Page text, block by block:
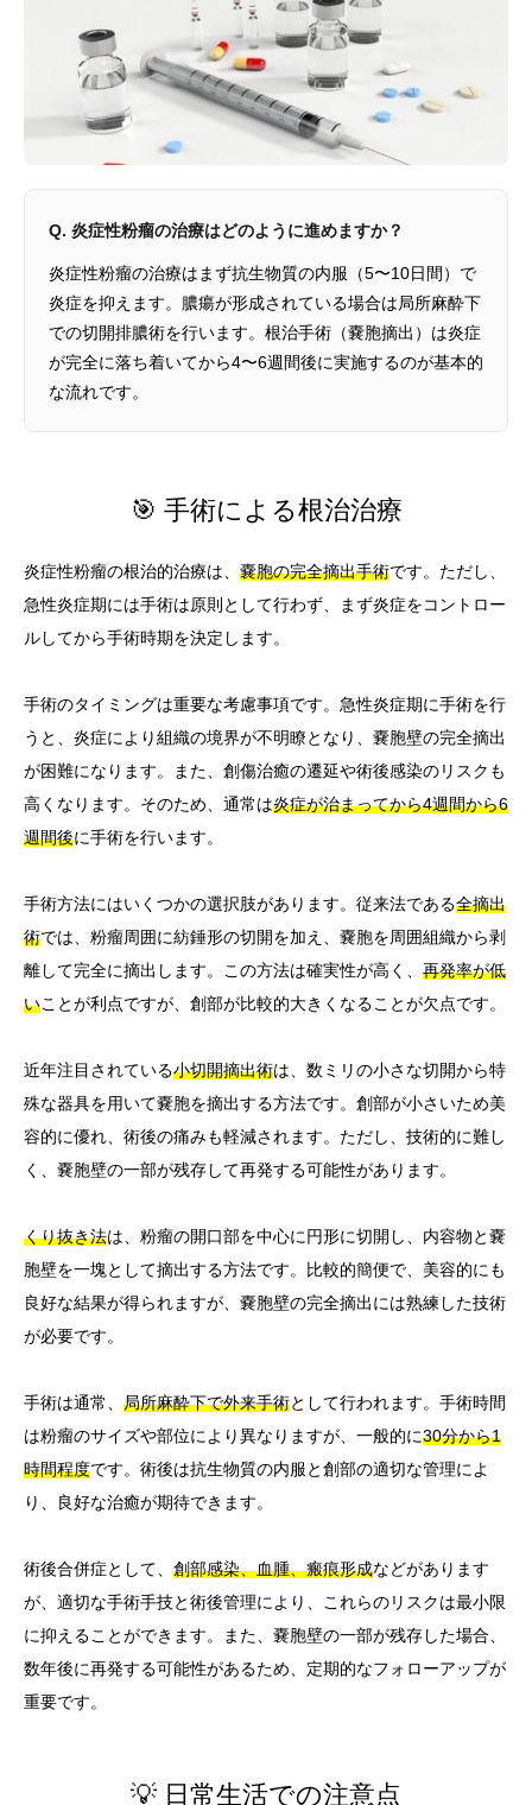
Q. 炎症性粉瘤の治療はどのように進めますか？
炎症性粉瘤の治療はまず抗生物質の内服（5〜10日間）で
炎症を抑えます。膿瘍が形成されている場合は局所麻酔下
での切開排膿術を行います。根治手術（嚢胞摘出）は炎症
が完全に落ち着いてから4〜6週間後に実施するのが基本的
な流れです。
🎯 手術による根治治療
炎症性粉瘤の根治的治療は、 嚢胞の完全摘出手術です。ただし、
急性炎症期には手術は原則として行わず、まず炎症をコントロー
ルしてから手術時期を決定します。
手術のタイミングは重要な考慮事項です。急性炎症期に手術を行
うと、炎症により組織の境界が不明瞭となり、嚢胞壁の完全摘出
が困難になります。また、創傷治癒の遷延や術後感染のリスクも
高くなります。そのため、通常は炎症が治まってから4週間から6
週間後に手術を行います。
手術方法にはいくつかの選択肢があります。従来法である全摘出
術では、粉瘤周囲に紡錘形の切開を加え、嚢胞を周囲組織から剥
離して完全に摘出します。この方法は確実性が高く、 再発率が低
いことが利点ですが、創部が比較的大きくなることが欠点です。
近年注目されている小切開摘出術は、数ミリの小さな切開から特
殊な器具を用いて嚢胞を摘出する方法です。創部が小さいため美
容的に優れ、術後の痛みも軽減されます。ただし、技術的に難し
く、嚢胞壁の一部が残存して再発する可能性があります。
くり抜き法は、粉瘤の開口部を中心に円形に切開し、内容物と嚢
胞壁を一塊として摘出する方法です。比較的簡便で、美容的にも
良好な結果が得られますが、嚢胞壁の完全摘出には熟練した技術
が必要です。
手術は通常、 局所麻酔下で外来手術として行われます。手術時間
は粉瘤のサイズや部位により異なりますが、一般的に30分から1
時間程度です。術後は抗生物質の内服と創部の適切な管理によ
り、良好な治癒が期待できます。
術後合併症として、 創部感染、血腫、瘢痕形成などがあります
が、適切な手術手技と術後管理により、これらのリスクは最小限
に抑えることができます。また、嚢胞壁の一部が残存した場合、
数年後に再発する可能性があるため、定期的なフォローアップが
重要です。
💡 日常生活での注意点